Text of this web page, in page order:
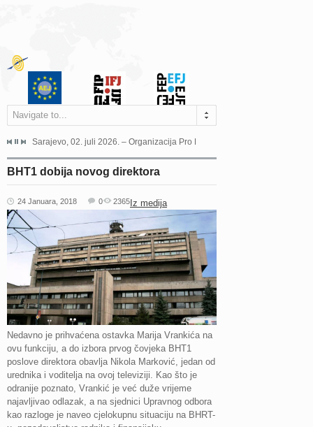
Navigate to...
Grada Sarajeva povodom Dana Sarajeva dugogodišnjoj...
Sarajevo, 02. juli 2026. – Organizacija Pro Educa juče je uspješno
BHT1 dobija novog direktora
24 Januara, 2018 Iz medija
0 2365
Nedavno je prihvaćena ostavka Marija Vrankića na
ovu funkciju, a do izbora prvog čovjeka BHT1
poslove direktora obavlja Nikola Marković, jedan od
urednika i voditelja na ovoj televiziji. Kao što je
odranije poznato, Vrankić je već duže vrijeme
najavljivao odlazak, a na sjednici Upravnog odbora
kao razloge je naveo cjelokupnu situaciju na BHRT-